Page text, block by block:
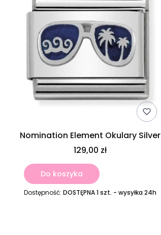
Nomination Element Okulary Silver
129,00 zł
Do koszyka
Dostępność:DOSTĘPNA 1 szt. - wysyłka 24h